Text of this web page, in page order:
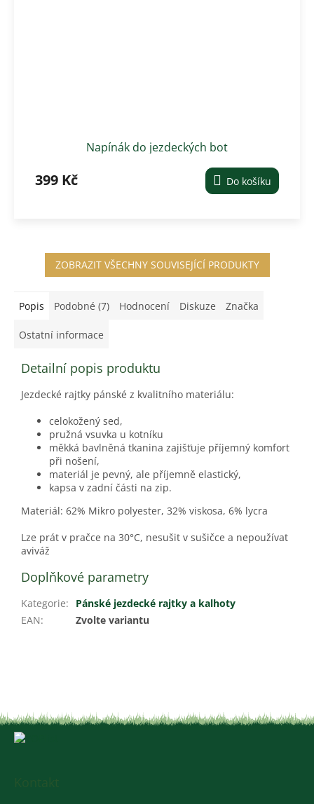
Napínák do jezdeckých bot
399 Kč Do košíku
ZOBRAZIT VŠECHNY SOUVISEJÍCÍ PRODUKTY
Popis Podobné (7) Hodnocení Diskuze Značka
Ostatní informace
Detailní popis produktu
Jezdecké rajtky pánské z kvalitního materiálu:
celokožený sed,
pružná vsuvka u kotníku
měkká bavlněná tkanina zajišťuje příjemný komfort
při nošení,
materiál je pevný, ale příjemně elastický,
kapsa v zadní části na zip.
Materiál: 62% Mikro polyester, 32% viskosa, 6% lycra
Lze prát v pračce na 30°C, nesušit v sušičce a nepoužívat
aviváž
Doplňkové parametry
Kategorie:
Pánské jezdecké rajtky a kalhoty
EAN: Zvolte variantu